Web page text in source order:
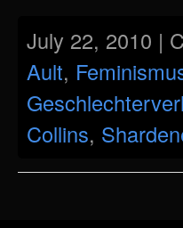
July 22, 2010 |
Ault,
Collins,